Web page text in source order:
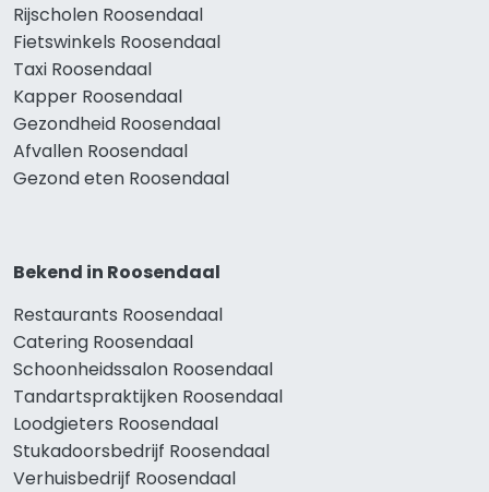
Rijscholen Roosendaal
Fietswinkels Roosendaal
Taxi Roosendaal
Kapper Roosendaal
Gezondheid Roosendaal
Afvallen Roosendaal
Gezond eten Roosendaal
Bekend in Roosendaal
Restaurants Roosendaal
Catering Roosendaal
Schoonheidssalon Roosendaal
Tandartspraktijken Roosendaal
Loodgieters Roosendaal
Stukadoorsbedrijf Roosendaal
Verhuisbedrijf Roosendaal